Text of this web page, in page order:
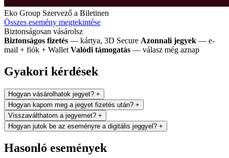
Eko Group Szervező a Biletinen
Összes esemény megtekintése
Biztonságosan vásárolsz
Biztonságos fizetés — kártya, 3D Secure Azonnali jegyek — e-
mail + fiók + Wallet Valódi támogatás — válasz még aznap
Gyakori kérdések
Hogyan vásárolhatok jegyet? +
Hogyan kapom meg a jegyet fizetés után? +
Visszaválthatom a jegyemet? +
Hogyan jutok be az eseményre a digitális jeggyel? +
Hasonló események